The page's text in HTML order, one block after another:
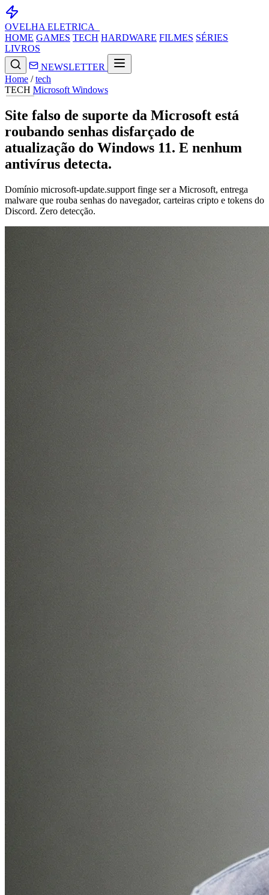
OVELHA ELETRICA_
HOME GAMES TECH HARDWARE FILMES SÉRIES
LIVROS
NEWSLETTER
Home / tech
TECH Microsoft Windows
Site falso de suporte da Microsoft está
roubando senhas disfarçado de
atualização do Windows 11. E nenhum
antivírus detecta.
Domínio microsoft-update.support finge ser a Microsoft, entrega
malware que rouba senhas do navegador, carteiras cripto e tokens do
Discord. Zero detecção.